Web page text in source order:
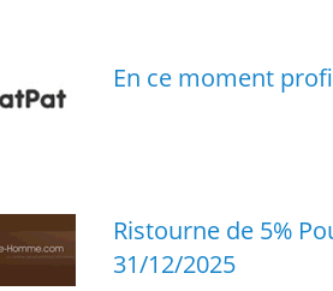
En ce moment
Ristourne de 5%
31/12/2025